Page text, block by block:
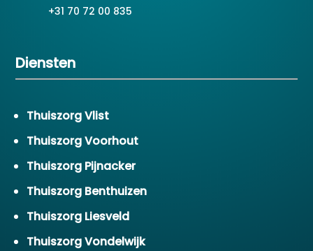
+31 70 72 00 835
Diensten
Thuiszorg Vlist
Thuiszorg Voorhout
Thuiszorg Pijnacker
Thuiszorg Benthuizen
Thuiszorg Liesveld
Thuiszorg Vondelwijk